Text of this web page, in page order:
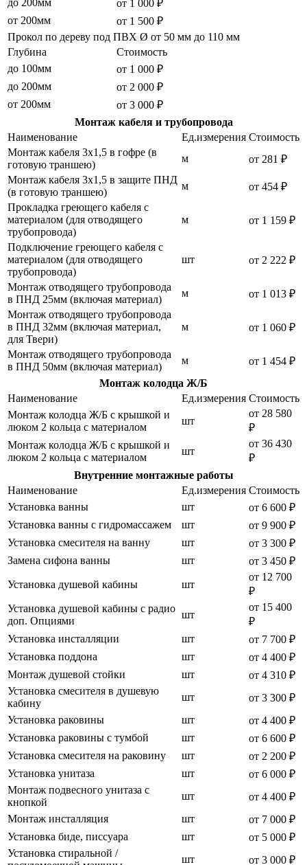
до 200мм
от 1 000 ₽
от 200мм
от 1 500 ₽
Прокол по дереву под ПВХ Ø от 50 мм до 110 мм
Глубина
Стоимость
до 100мм
от 1 000 ₽
до 200мм
от 2 000 ₽
от 200мм
от 3 000 ₽
Монтаж кабеля и трубопровода
Наименование
Ед.измерения Стоимость
Монтаж кабеля 3х1,5 в гофре (в
готовую траншею)
м
от 281 ₽
Монтаж кабеля 3х1,5 в защите ПНД
(в готовую траншею)
м
от 454 ₽
Прокладка греющего кабеля с
материалом (для отводящего
трубопровода)
м от 1 159 ₽
Подключение греющего кабеля с
материалом (для отводящего
трубопровода)
шт от 2 222 ₽
Монтаж отводящего трубопровода
в ПНД 25мм (включая материал)
м
от 1 013 ₽
Монтаж отводящего трубопровода
в ПНД 32мм (включая материал,
для Твери)
м от 1 060 ₽
Монтаж отводящего трубопровода
в ПНД 50мм (включая материал)
м
от 1 454 ₽
Монтаж колодца Ж/Б
Наименование
Ед.измерения Стоимость
Монтаж колодца Ж/Б с крышкой и
люком 2 кольца с материалом
шт
от 28 580
₽
Монтаж колодца Ж/Б с крышкой и
люком 2 кольца с материалом
шт
от 36 430
₽
Внутренние монтажные работы
Наименование
Ед.измерения Стоимость
Установка ванны
шт
от 6 600 ₽
Установка ванны с гидромассажем
шт
от 9 900 ₽
Установка смесителя на ванну
шт
от 3 300 ₽
Замена сифона ванны
шт
от 3 450 ₽
Установка душевой кабины
шт
от 12 700
₽
Установка душевой кабины с радио
доп. Опциями
шт
от 15 400
₽
Установка инсталляции
шт
от 7 700 ₽
Установка поддона
шт
от 4 400 ₽
Монтаж душевой стойки
шт
от 4 310 ₽
Установка смесителя в душевую
кабину
шт
от 3 300 ₽
Установка раковины
шт
от 4 400 ₽
Установка раковины с тумбой
шт
от 6 600 ₽
Установка смесителя на раковину
шт
от 2 200 ₽
Установка унитаза
шт
от 6 000 ₽
Монтаж подвесного унитаза с
кнопкой
шт
от 4 400 ₽
Монтаж инсталляция
шт
от 7 000 ₽
Установка биде, писсуара
шт
от 5 000 ₽
Установка стиральной /
шт
от 3 000 ₽